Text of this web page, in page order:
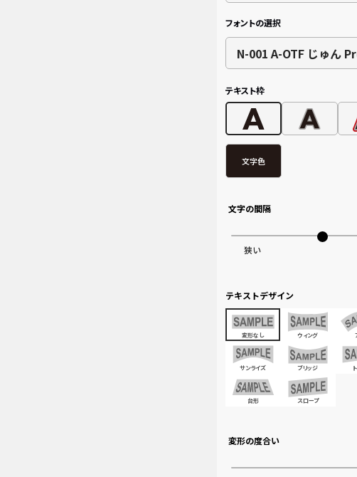
フォントの選択
N-001 A-OTF じゅん
テキスト枠
文字色
文字の間隔
テキストデザイン
変形なし ウィング
サンライズ ブリッジ
台形 スロープ
変形の度合い